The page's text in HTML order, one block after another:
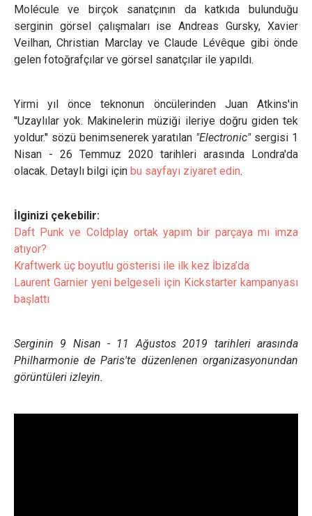
Molécule ve birçok sanatçının da katkıda bulunduğu
serginin görsel çalışmaları ise Andreas Gursky, Xavier
Veilhan, Christian Marclay ve Claude Lévêque gibi önde
gelen fotoğrafçılar ve görsel sanatçılar ile yapıldı.
Yirmi yıl önce teknonun öncülerinden Juan Atkins'in
''Uzaylılar yok. Makinelerin müziği ileriye doğru giden tek
yoldur.'' sözü benimsenerek yaratılan "Electronic" sergisi 1
Nisan - 26 Temmuz 2020 tarihleri arasında Londra'da
olacak. Detaylı bilgi için bu sayfayı ziyaret edin.
İlginizi çekebilir:
Daft Punk ve Coldplay ortak yapım bir parçaya mı imza
atıyor?
Kraftwerk üç boyutlu gösterisi ile ilk kez İbiza’da
Laurent Garnier yeni belgeseli için Kickstarter kampanyası
başlattı
Serginin 9 Nisan - 11 Ağustos2019 tarihleri arasında
Philharmonie de Paris'te düzenlenen organizasyonundan
görüntüleri izleyin.